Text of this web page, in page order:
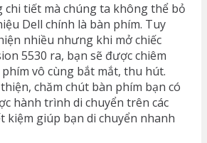
tiết mà chúng ta không thể bỏ
Dell chính là bàn phím. Tuy
nhiều nhưng khi mở chiếc
5530 ra, bạn sẽ được chiêm
vô cùng bắt mắt, thu hút.
chăm chút bàn phím bạn có
hành trình di chuyển trên các
kiệm giúp bạn di chuyển nhanh